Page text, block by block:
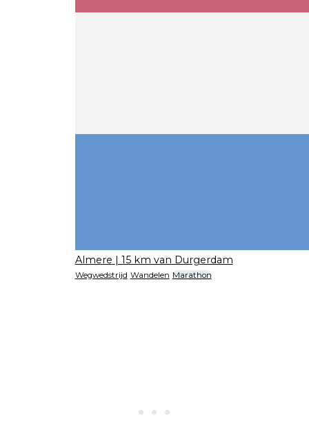
Almere | 15 km van Durgerdam
Wegwedstrijd Wandelen Marathon